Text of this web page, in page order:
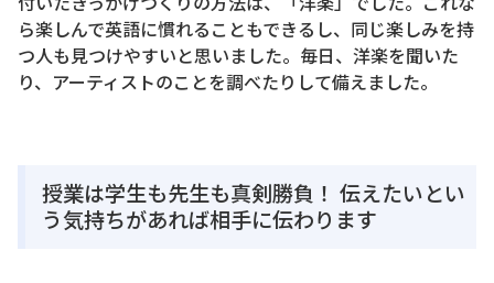
ら楽しんで英語に慣れることもできるし、同じ楽しみを持
つ人も見つけやすいと思いました。毎日、洋楽を聞いた
り、アーティストのことを調べたりして備えました。
授業は学生も先生も真剣勝負！ 伝えたいとい
う気持ちがあれば相手に伝わります